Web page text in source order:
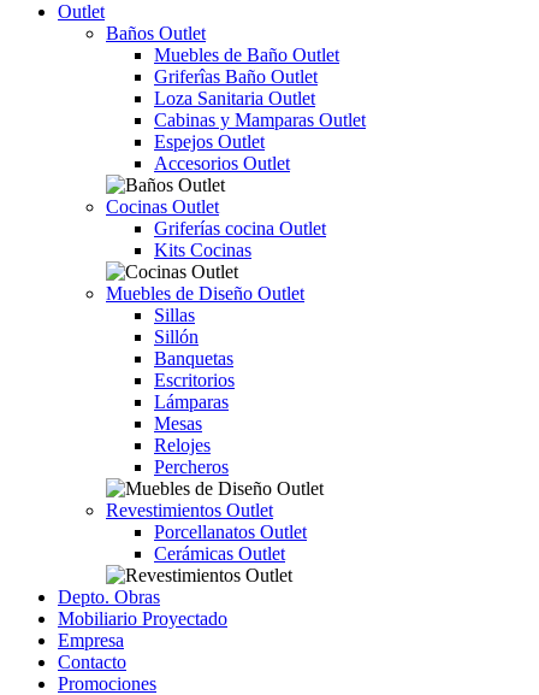
Outlet
Baños Outlet
Muebles de Baño Outlet
Griferîas Baño Outlet
Loza Sanitaria Outlet
Cabinas y Mamparas Outlet
Espejos Outlet
Accesorios Outlet
Cocinas Outlet
Griferías cocina Outlet
Kits Cocinas
Muebles de Diseño Outlet
Sillas
Sillón
Banquetas
Escritorios
Lámparas
Mesas
Relojes
Percheros
Revestimientos Outlet
Porcellanatos Outlet
Cerámicas Outlet
Depto. Obras
Mobiliario Proyectado
Empresa
Contacto
Promociones